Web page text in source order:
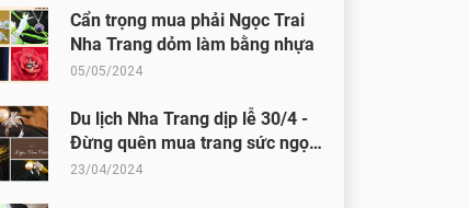
Cẩn trọng mua phải Ngọc Trai
Nha Trang dỏm làm bằng nhựa
05/05/2024
Du lịch Nha Trang dịp lễ 30/4 -
Đừng quên mua trang sức ngọc
trai về làm quà lưu niệm
23/04/2024